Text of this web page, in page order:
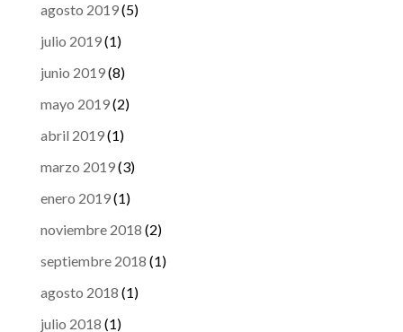
agosto 2019(5)
julio 2019(1)
junio 2019(8)
mayo 2019(2)
abril 2019(1)
marzo 2019(3)
enero 2019(1)
noviembre 2018 (2)
septiembre 2018 (1)
agosto 2018 (1)
julio 2018 (1)